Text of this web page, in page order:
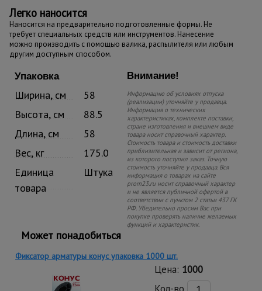
Легко наносится
Наносится на предварительно подготовленные формы. Не
требует специальных средств или инструментов. Нанесение
можно производить с помощью валика, распылителя или любым
другим доступным способом.
Упаковка
Ширина, см
58
Высота, см
88.5
Длина, см
58
Вес, кг
175.0
Единица
товара
Штука
Внимание!
Информацию об условиях отпуска
(реализации) уточняйте у продавца.
Информация о технических
характеристиках, комплекте поставки,
стране изготовления и внешнем виде
товара носит справочный характер.
Стоимость товара и стоимость доставки
приблизительная и зависит от региона,
из которого поступил заказ. Точную
стоимость уточняйте у продавца. Вся
информация о товарах на сайте
prom23.ru носит справочный характер
и не является публичной офертой в
соответствии с пунктом 2 статьи 437 ГК
РФ. Убедительно просим Вас при
покупке проверять наличие желаемых
функций и характеристик.
Может понадобиться
Фиксатор арматуры конус упаковка 1000 шт.
Цена: 1000
Кол-во